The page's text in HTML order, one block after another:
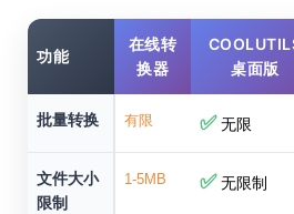
功能
在线转
换器
桌面版
批量转换 有限 ✅无限
文件大小
限制
1-5MB ✅无限制